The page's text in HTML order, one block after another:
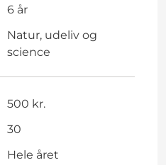
6 år
Natur, udeliv og
science
500 kr.
30
Hele året